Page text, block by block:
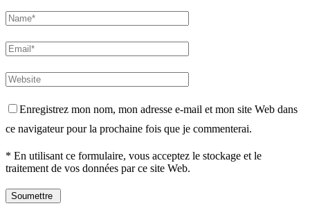
Enregistrez mon nom, mon adresse e-mail et mon site Web dans
ce navigateur pour la prochaine fois que je commenterai.
* En utilisant ce formulaire, vous acceptez le stockage et le
traitement de vos données par ce site Web.